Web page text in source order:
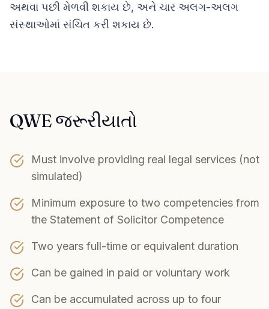
અથવા પછી મેળવી શકાય છે, અને ચાર અલગ-અલગ
સંસ્થાઓમાં સંચિત કરી શકાય છે.
QWE જરૂરીયાતો
Must involve providing real legal services (not
simulated)
Minimum exposure to two competencies from
the Statement of Solicitor Competence
Two years full-time or equivalent duration
Can be gained in paid or voluntary work
Can be accumulated across up to four